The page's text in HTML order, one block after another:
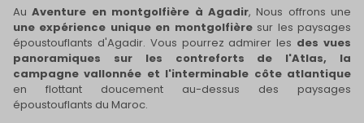
AuAventure en montgolfière à Agadir, Nous offrons une
une expérience unique en montgolfièresur les paysages
époustouflants d'Agadir. Vous pourrez admirer les des vues
panoramiques sur les contreforts de l'Atlas, la
campagne vallonnée et l'interminable côte atlantique
en flottant doucement au-dessus des paysages
époustouflants du Maroc.